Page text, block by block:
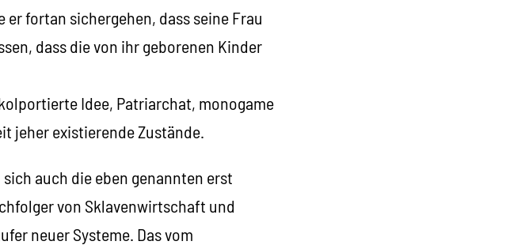
fortan sichergehen, dass seine Frau
dass die von ihr geborenen Kinder
Idee, Patriarchat, monogame
jeher existierende Zustände.
auch die eben genannten erst
von Sklavenwirtschaft und
neuer Systeme. Das vom